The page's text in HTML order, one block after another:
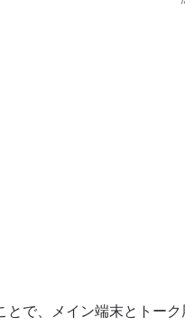
とで、メイン端末とトー